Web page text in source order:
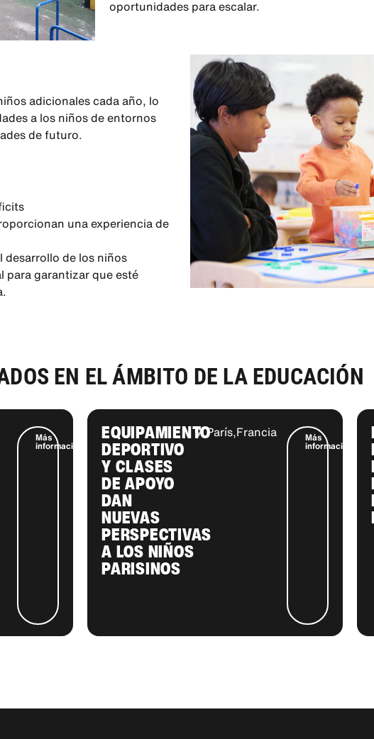
oportunidades para escalar.
adicionales cada año, lo
a los niños de entornos
de futuro.
una experiencia de
desarrollo de los niños
para garantizar que esté
EN EL ÁMBITO DE LA EDUCACIÓN
Más
información
EQUIPAMIENTO
DEPORTIVO
Y CLASES
DE APOYO
DAN
NUEVAS
PERSPECTIVAS
A LOS NIÑOS
PARISINOS
París,Francia Más
información